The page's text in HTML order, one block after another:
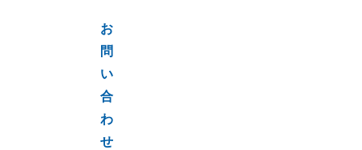
お
問
い
合
わ
せ